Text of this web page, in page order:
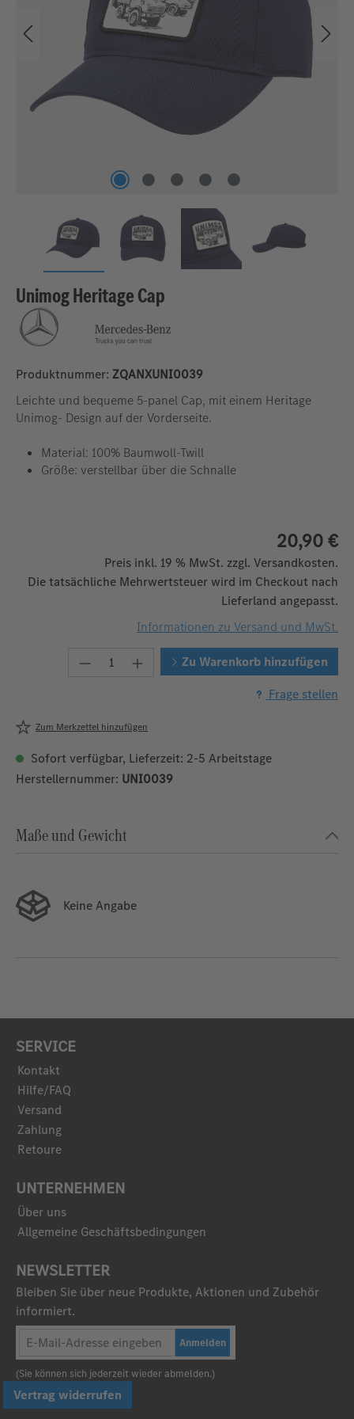
Unimog Heritage Cap
Produktnummer: ZQANXUNI0039
Leichte und bequeme 5-panel Cap, mit einem Heritage
Unimog- Design auf der Vorderseite.
Material: 100% Baumwoll-Twill
Größe: verstellbar über die Schnalle
20,90 €
Preis inkl. 19 % MwSt. zzgl. Versandkosten.
Die tatsächliche Mehrwertsteuer wird im Checkout nach
Lieferland angepasst.
Informationen zu Versand und MwSt.
Produkt Anzahl: Gib den
Zu Warenkorb hinzufügen
Frage stellen
Zum Merkzettel hinzufügen
Sofort verfügbar, Lieferzeit: 2-5 Arbeitstage
Herstellernummer: UNI0039
Maße und Gewicht
Keine Angabe
SERVICE
Kontakt
Hilfe/FAQ
Versand
Zahlung
Retoure
UNTERNEHMEN
Über uns
Allgemeine Geschäftsbedingungen
NEWSLETTER
Bleiben Sie über neue Produkte, Aktionen und Zubehör
informiert.
Anmelden
(Sie können sich jederzeit wieder abmelden.)
Vertrag widerrufen